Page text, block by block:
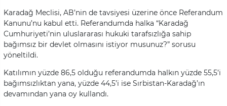
Karadağ Meclisi, AB’nin de tavsiyesi üzerine önce Referandum
Kanunu’nu kabul etti. Referandumda halka “Karadağ
Cumhuriyeti’nin uluslararası hukuki tarafsızlığa sahip
bağımsız bir devlet olmasını istiyor musunuz?” sorusu
yöneltildi.
Katılımın yüzde 86,5 olduğu referandumda halkın yüzde 55,5’i
bağımsızlıktan yana, yüzde 44,5’i ise Sırbistan-Karadağ’ın
devamından yana oy kullandı.